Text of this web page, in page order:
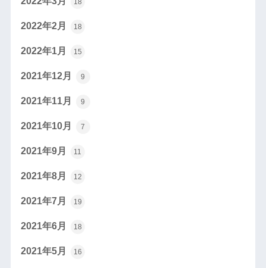
18
2022年2月 18
2022年1月 15
2021年12月 9
2021年11月 9
2021年10月 7
2021年9月 11
2021年8月 12
2021年7月 19
2021年6月 18
2021年5月 16